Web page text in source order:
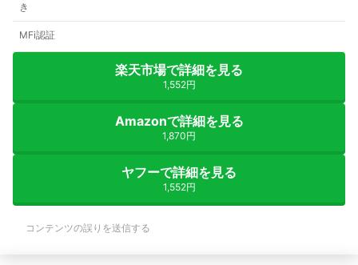
き
MFi認証
楽天市場で詳細を見る
1,552円
Amazonで詳細を見る
1,870円
ヤフーで詳細を見る
1,552円
コンテンツの誤りを送信する